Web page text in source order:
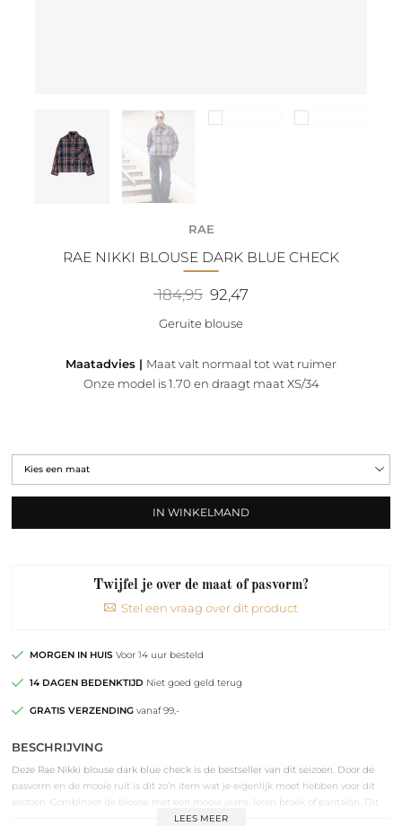
RAE
RAE NIKKI BLOUSE DARK BLUE CHECK
184,95 Oorspronkelijke
prijs
was:
92,47
Geruite blouse
Maatadvies | Maat valt normaal tot wat ruimer
Onze model is 1.70 en draagt maat XS/34
IN WINKELMAND
Twijfel je over de maat of pasvorm?
Stel een vraag over dit product
MORGEN IN HUIS Voor 14 uur besteld
14 DAGEN BEDENKTIJD Niet goed geld terug
GRATIS VERZENDINGvanaf 99,-
BESCHRIJVING
Deze Rae Nikki blouse dark blue check is de bestseller van dit seizoen. Door de
pasvorm en de mooie ruit is dit zo’n item wat je eigenlijk moet hebben voor dit
seizoen. Combineer de blouse met een mooie jeans, leren broek of pantalon. Dit
toffe merk bij Keep it secret store komt uit België en staat bekend om hun
LEES MEER